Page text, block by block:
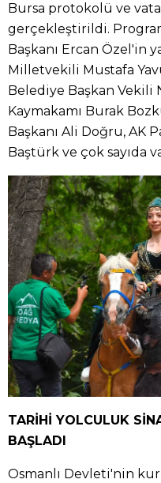
Bursa protokolü ve
gerçekleştirildi.
Başkanı Ercan Özel'in
Milletvekili Mustafa
Belediye Başkan Vekili
Kaymakamı Burak
Başkanı Ali Doğru, AK
Baştürk ve çok sayıda
TARİHİ YOLCULUK
BAŞLADI
Osmanlı Devleti'nin